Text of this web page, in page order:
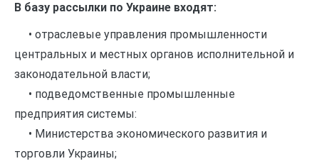
В базу рассылки по Украине входят:
• отраслевые управления промышленности
центральных и местных органов исполнительной и
законодательной власти;
• подведомственные промышленные
предприятия системы:
• Министерства экономического развития и
торговли Украины;